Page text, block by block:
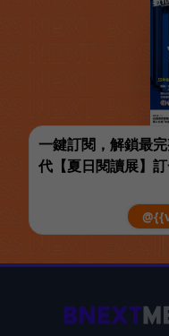
一鍵訂閱，解鎖最
代【夏日閱讀展】